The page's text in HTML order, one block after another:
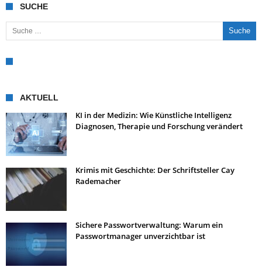
SUCHE
Suche nach:
AKTUELL
KI in der Medizin: Wie Künstliche Intelligenz
Diagnosen, Therapie und Forschung verändert
Krimis mit Geschichte: Der Schriftsteller Cay
Rademacher
Sichere Passwortverwaltung: Warum ein
Passwortmanager unverzichtbar ist